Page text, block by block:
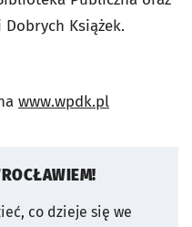
Książek.
www.wpdk.pl
co dzieje się we